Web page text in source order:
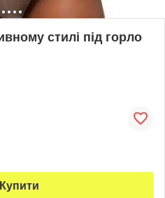
стилі під горло
Купити